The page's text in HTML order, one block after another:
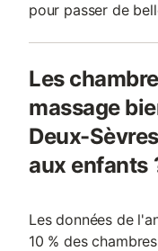
pour passer de
Les
massage
Deux-
aux enfants
Les données de
10 % des